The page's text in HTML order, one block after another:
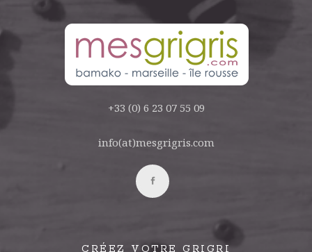
+33 (0) 6 23 07 55 09
info(at)mesgrigris.com
CRÉEZ VOTRE GRIGRI